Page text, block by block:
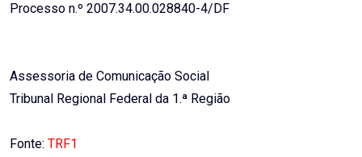
Processo n.º 2007.34.00.028840-4/DF
Assessoria de Comunicação Social
Tribunal Regional Federal da 1.ª Região
Fonte: TRF1